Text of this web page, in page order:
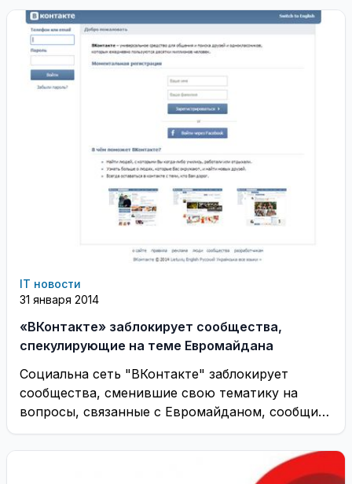
IT новости
31 января 2014
«ВКонтакте» заблокирует сообщества,
спекулирующие на теме Евромайдана
Социальна сеть "ВКонтакте" заблокирует
сообщества, сменившие свою тематику на
вопросы, связанные с Евромайданом, сообщил
Digit.ru пресс-секретарь "ВКонтакте" на Украине
Влад ...